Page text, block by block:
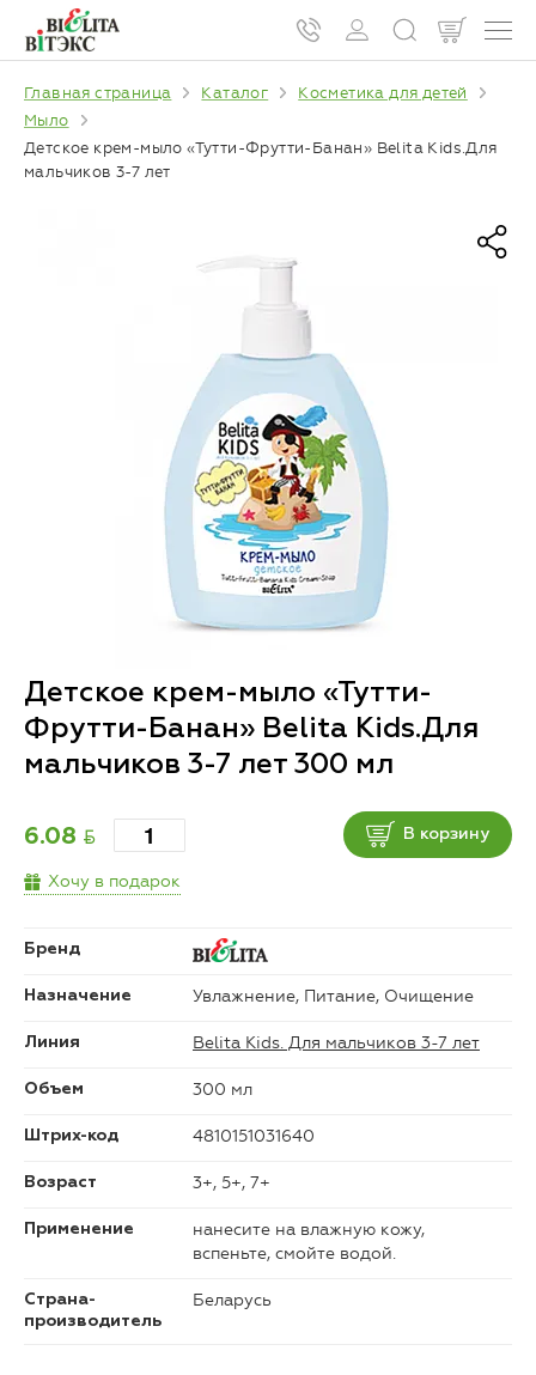
Главная страница Каталог
Косметика для детей
Мыло
Детское крем-мыло «Тутти-Фрутти-Банан» Belita Kids.Для
мальчиков 3-7 лет
Детское крем-мыло «Тутти-
Фрутти-Банан» Belita Kids.Для
мальчиков 3-7 лет 300 мл
6.08 BYN В корзину
Хочу в подарок
Бренд
Назначение Увлажнение, Питание, Очищение
Линия Belita Kids. Для мальчиков 3-7 лет
Объем 300 мл
Штрих-код 4810151031640
Возраст 3+, 5+, 7+
Применение
нанесите на влажную кожу,
вспеньте, смойте водой.
Страна-
производитель
Беларусь